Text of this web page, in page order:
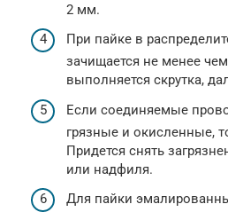
2 мм.
При пайке в
зачищается не менее
выполняется скрутка,
Если соединяемые
грязные и окисленные,
Придется снять
или надфиля.
Для пайки